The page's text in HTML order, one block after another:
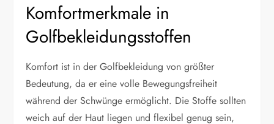
Komfortmerkmale in
Golfbekleidungsstoffen
Komfort ist in der Golfbekleidung von größter
Bedeutung, da er eine volle Bewegungsfreiheit
während der Schwünge ermöglicht. Die Stoffe sollten
weich auf der Haut liegen und flexibel genug sein,